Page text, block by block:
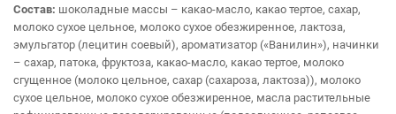
Состав: шоколадные массы – какао-масло, какао тертое, сахар,
молоко сухое цельное, молоко сухое обезжиренное, лактоза,
эмульгатор (лецитин соевый), ароматизатор («Ванилин»), начинки
– сахар, патока, фруктоза, какао-масло, какао тертое, молоко
сгущенное (молоко цельное, сахар (сахароза, лактоза)), молоко
сухое цельное, молоко сухое обезжиренное, масла растительные